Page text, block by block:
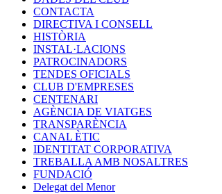
CONTACTA
DIRECTIVA I CONSELL
HISTÒRIA
INSTAL·LACIONS
PATROCINADORS
TENDES OFICIALS
CLUB D'EMPRESES
CENTENARI
AGÈNCIA DE VIATGES
TRANSPARÈNCIA
CANAL ÈTIC
IDENTITAT CORPORATIVA
TREBALLA AMB NOSALTRES
FUNDACIÓ
Delegat del Menor